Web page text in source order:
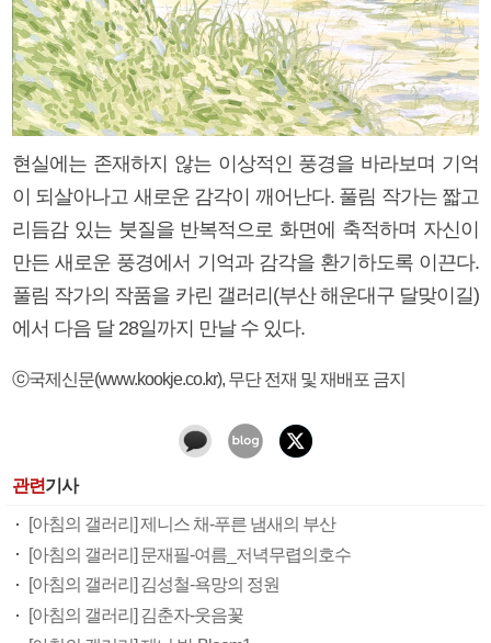
현실에는 존재하지 않는 이상적인 풍경을 바라보며 기억
이 되살아나고 새로운 감각이 깨어난다. 풀림 작가는 짧고
리듬감 있는 붓질을 반복적으로 화면에 축적하며 자신이
만든 새로운 풍경에서 기억과 감각을 환기하도록 이끈다.
풀림 작가의 작품을 카린 갤러리(부산 해운대구 달맞이길)
에서 다음 달 28일까지 만날 수 있다.
ⓒ국제신문(www.kookje.co.kr), 무단 전재 및 재배포 금지
관련기사
[아침의 갤러리] 제니스 채-푸른 냄새의 부산
[아침의 갤러리] 문재필-여름_저녁무렵의호수
[아침의 갤러리] 김성철-욕망의 정원
[아침의 갤러리] 김춘자-웃음꽃